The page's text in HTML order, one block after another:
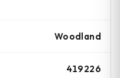
Woodland
419226